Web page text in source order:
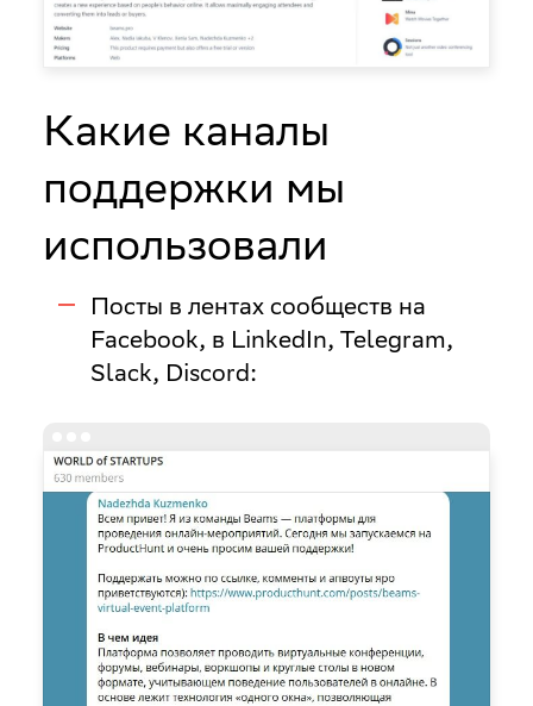
Какие каналы
поддержки мы
использовали
Посты в лентах сообществ на
Facebook, в LinkedIn, Telegram,
Slack, Discord: